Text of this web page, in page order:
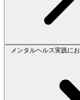
メンタルヘルス実践に